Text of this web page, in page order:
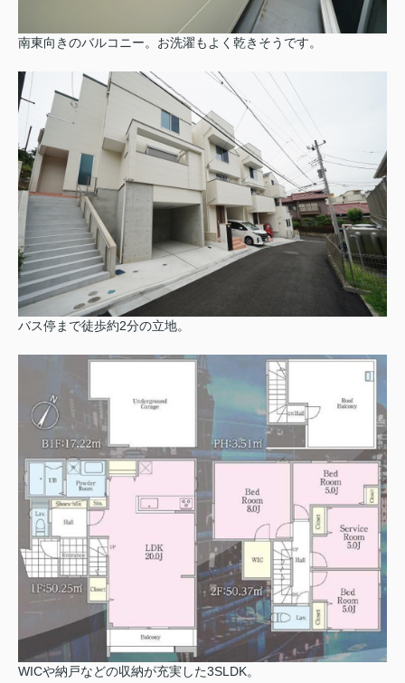
南東向きのバルコニー。お洗濯もよく乾きそうです。
バス停まで徒歩約2分の立地。
WICや納戸などの収納が充実した3SLDK。